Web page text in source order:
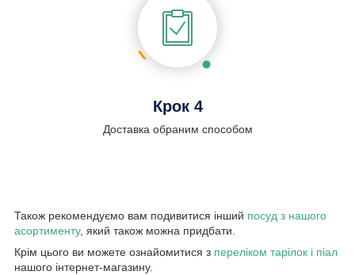
Крок 4
Доставка обраним способом
Також рекомендуємо вам подивитися інший посуд з нашого
асортименту, який також можна придбати.
Крім цього ви можете ознайомитися з переліком тарілок і піал
нашого інтернет-магазину.